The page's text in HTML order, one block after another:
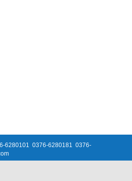
6280101 0376-6280181 0376-